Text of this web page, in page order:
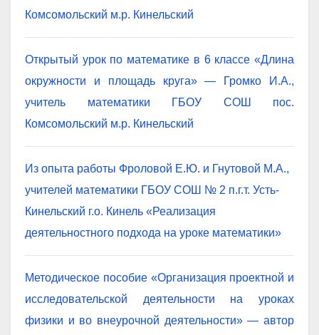
Комсомольский м.р. Кинельский
Открытый урок по математике в 6 классе «Длина
окружности и площадь круга» — Громко И.А.,
учитель математики ГБОУ СОШ пос.
Комсомольский м.р. Кинельский
Из опыта работы Фроловой Е.Ю. и Гнутовой М.А.,
учителей математики ГБОУ СОШ № 2 п.г.т. Усть-
Кинельский г.о. Кинель «Реализация
деятельностного подхода на уроке математики»
Методическое пособие «Организация проектной и
исследовательской деятельности на уроках
физики и во внеурочной деятельности» — автор